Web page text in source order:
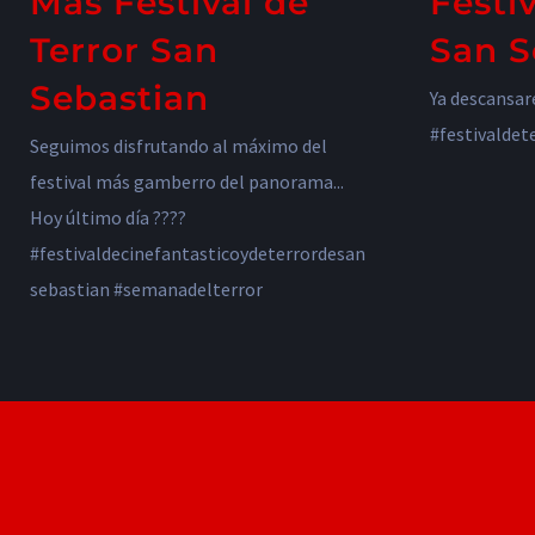
Terror San
Sebastian
Seguimos disfrutando al máximo del
festival más gamberro del panorama...
Hoy último día ????
#festivaldecinefantasticoydeterrordesan
sebastian #semanadelterror
San
Ya